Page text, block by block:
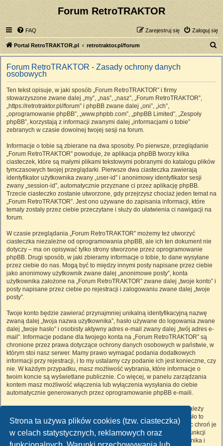
Strona ta używa plików cookies (tzw. ciasteczka)
w celach statystycznych, reklamowych oraz
Forum RetroTRAKTOR
FAQ Zaloguj się
Zarejestruj się
Portal RetroTRAKTOR.pl retrotraktor.pl/forum
z
Forum RetroTRAKTOR - Zasady ochrony danych
osobowych
Ten tekst opisuje, w jaki sposób „Forum RetroTRAKTOR” i firmy
stowarzyszone zwane dalej „my”, „nas”, „nasz”, „Forum RetroTRAKTOR”,
„https://retrotraktor.pl//forum” i phpBB zwane dalej „oni”, „ich”,
„oprogramowanie phpBB”, „www.phpbb.com”, „phpBB Limited”, „Zespoły
phpBB”, korzystają z informacji zwanymi dalej „informacjami o tobie”
zebranych w czasie dowolnej twojej sesji na forum.
Informacje o tobie są zbierane na dwa sposoby. Po pierwsze, przeglądanie
„Forum RetroTRAKTOR” powoduje, że aplikacja phpBB tworzy kilka
ciasteczek, które są małymi plikami tekstowymi pobranymi do katalogu plików
tymczasowych twojej przeglądarki. Pierwsze dwa ciasteczka zawierają
identyfikator użytkownika zwany „user-id” i anonimowy identyfikator sesji
zwany „session-id”, automatycznie przyznane ci przez aplikację phpBB.
Trzecie ciasteczko zostanie utworzone, gdy przejrzysz chociaż jeden temat na
„Forum RetroTRAKTOR”. Jest ono używane do zapisania informacji, które
tematy zostały przez ciebie przeczytane i służy do ułatwienia ci nawigacji na
forum.
W czasie przeglądania „Forum RetroTRAKTOR” możemy też utworzyć
ciasteczka niezależne od oprogramowania phpBB, ale ich ten dokument nie
dotyczy – ma on opisywać tylko strony stworzone przez oprogramowanie
phpBB. Drugi sposób, w jaki zbieramy informacje o tobie, to dane wysyłane
przez ciebie do nas. Mogą być to między innymi posty napisane przez ciebie
jako anonimowy użytkownik zwane dalej „anonimowe posty”, konta
użytkownika założone na „Forum RetroTRAKTOR” zwane dalej „twoje konto” i
posty napisane przez ciebie po rejestracji i zalogowaniu zwane dalej „twoje
posty”.
Twoje konto będzie zawierać przynajmniej unikalną identyfikacyjną nazwę
zwaną dalej „twoja nazwa użytkownika”, hasło używane do logowania zwane
dalej „twoje hasło” i osobisty aktywny adres e-mail zwany dalej „twój adres e-
mail”. Informacje podane dla twojego konta na „Forum RetroTRAKTOR” są
chronione przez prawa dotyczące ochrony danych osobowych w państwie, w
którym stoi nasz serwer. Mamy prawo wymagać podania dodatkowych
informacji przy rejestracji, i to my ustalamy czy podanie ich jest konieczne, czy
nie. W każdym przypadku, masz możliwość wybrania, które informacje o
twoim koncie są wyświetlane publicznie. Co więcej, w panelu zarządzania
kontem masz możliwość włączenia lub wyłączenia wysyłania do ciebie
automatycznie generowanych przez oprogramowanie phpBB e-maili.
Twoje hasło jest zaszyfrowane, więc jest bezpieczne, niemniej nie należy
używać tego samego hasła na różnych witrynach internetowych. Hasło to
umożliwia dostęp do twojego konta na „Forum RetroTRAKTOR”, więc chroń je
i w żadnym wypadku nie podawajnikomu. Jeśli je zapomnisz, użyj funkcji
„Nie pamiętam hasła”. Witryna poprosi cię o podanie nazwy użytkownika i